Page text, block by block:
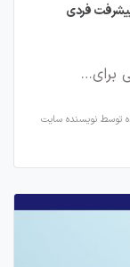
فردی
برای…
توسط نویسنده سایت